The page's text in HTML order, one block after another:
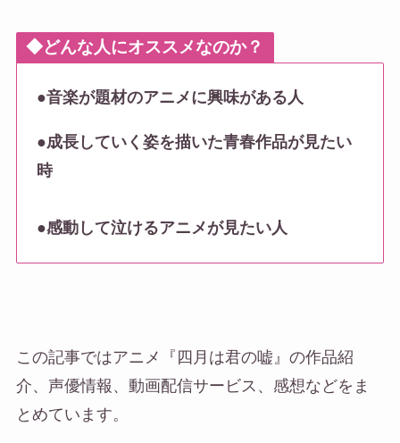
◆どんな人にオススメなのか？
●音楽が題材のアニメに興味がある人
●成長していく姿を描いた青春作品が見たい
時
●感動して泣けるアニメが見たい人
この記事ではアニメ『四月は君の嘘』の作品紹
介、声優情報、動画配信サービス、感想などをま
とめています。